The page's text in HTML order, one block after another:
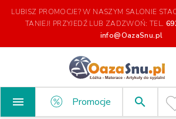
LUBISZ PROMOCJE? W NASZYM SALONIE
TANIEJ! PRZYJEDŹ LUB ZADZWOŃ: TEL.
info@OazaSnu.pl
 Promocje search